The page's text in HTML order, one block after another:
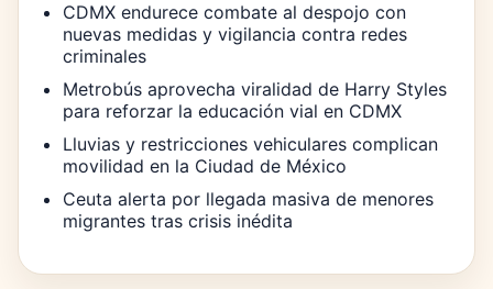
CDMX endurece combate al despojo con
nuevas medidas y vigilancia contra redes
criminales
Metrobús aprovecha viralidad de Harry Styles
para reforzar la educación vial en CDMX
Lluvias y restricciones vehiculares complican
movilidad en la Ciudad de México
Ceuta alerta por llegada masiva de menores
migrantes tras crisis inédita